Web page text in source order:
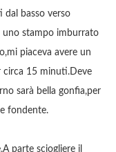
dal basso verso
uno stampo imburrato
piaceva avere un
circa 15 minuti.Deve
sarà bella gonfia,per
fondente.
parte sciogliere il